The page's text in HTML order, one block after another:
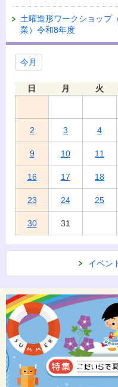
土曜造形ワークショップ
業）令和8年度
今月
日 月 火
2 3 4
9 10 11
16 17 18
23 24 25
30 31
イベン